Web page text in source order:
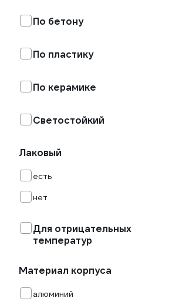
По бетону
По пластику
По керамике
Светостойкий
Лаковый
есть
нет
Для отрицательных
температур
Материал корпуса
алюминий